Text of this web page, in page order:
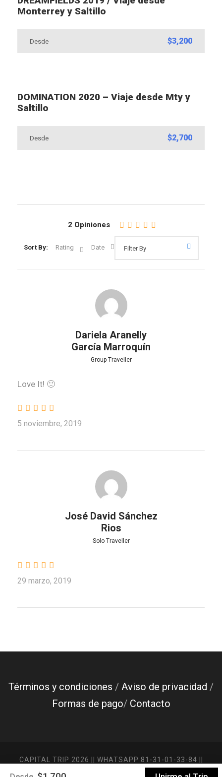
Monterrey y Saltillo
Desde $3,200
DOMINATION 2020 – Viaje desde Mty y
Saltillo
Desde $2,700
2 Opiniones
Sort By: Rating Date
Dariela Aranelly
García Marroquín
Group Traveller
Love It! 🙂
5 noviembre, 2019
José David Sánchez
Rios
Solo Traveller
29 marzo, 2019
Términos y condiciones / Aviso de privacidad /
Formas de pago/ Contacto
CAPITAL TRIP 2026 || WHATSAPP 81-31-01-33-84 ||
INFO@VIAJESCAPITALTRIP.COM